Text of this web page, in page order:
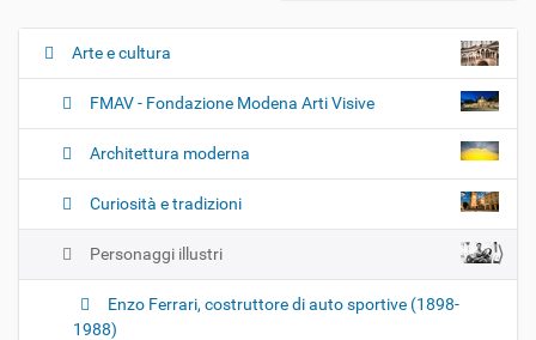
N
g
Arte e cultura
FMAV - Fondazione Modena Arti Visive
Architettura moderna
Curiosità e tradizioni
Personaggi illustri
Enzo Ferrari, costruttore di auto sportive (1898-
1988)